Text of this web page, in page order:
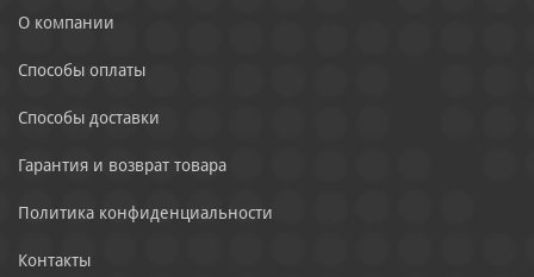
О компании
Способы оплаты
Способы доставки
Гарантия и возврат товара
Политика конфиденциальности
Контакты